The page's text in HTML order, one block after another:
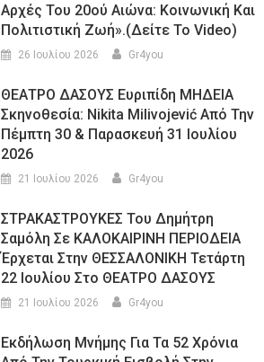
Αρχές Του 20ού Αιώνα: Κοινωνική Και
Πολιτιστική Ζωή».(Δείτε Το Video)
26 Ιουλίου 2026 Gr4you
ΘΕΑΤΡΟ ΔΑΣΟΥΣ Ευριπίδη ΜΗΔΕΙΑ
Σκηνοθεσία: Nikita Milivojević Από Την
Πέμπτη 30 & Παρασκευή 31 Ιουλίου
2026
21 Ιουλίου 2026 Gr4you
ΣΤΡΑΚΑΣΤΡΟΥΚΕΣ Του Δημήτρη
Σαμόλη Σε ΚΑΛΟΚΑΙΡΙΝΗ ΠΕΡΙΟΔΕΙΑ
Έρχεται Στην ΘΕΣΣΑΛΟΝΙΚΗ Τετάρτη
22 Ιουλίου Στο ΘΕΑΤΡΟ ΔΑΣΟΥΣ
21 Ιουλίου 2026 Gr4you
Εκδήλωση Μνήμης Για Τα 52 Χρόνια